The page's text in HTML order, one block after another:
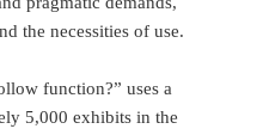
the necessities of use.
function?” uses a
5,000 exhibits in the